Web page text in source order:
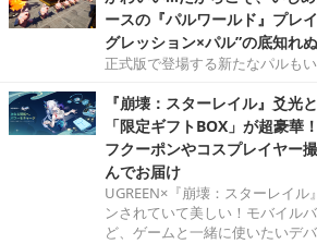
ースの『パルワールド』プレ
グレッション×パル”の底知れ
正式版で登場する新たなパルも
『崩壊：スターレイル』爻光
「限定ギフトBOX」が超豪華
フクーポンやコスプレイヤー
んでお届け
UGREEN×『崩壊：スターレイ
ンされていて美しい！モバイル
ど、ゲームと一緒に使いたいデ